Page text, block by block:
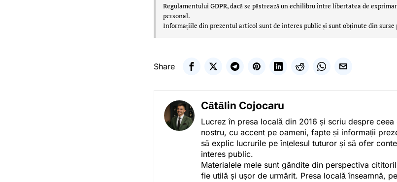
Regulamentului GDPR, dacă se păstrează un echilibru între libertatea de
personal.
Informațiile din prezentul articol sunt de interes public și sunt obținute din surse
Share
Cătălin Cojocaru
Lucrez în presa locală din 2016 și scriu despre
nostru, cu accent pe oameni, fapte și informații
să explic lucrurile pe înțelesul tuturor și să ofer
interes public.
Materialele mele sunt gândite din perspectiva
fie utilă și ușor de urmărit. Presa locală înseamnă,